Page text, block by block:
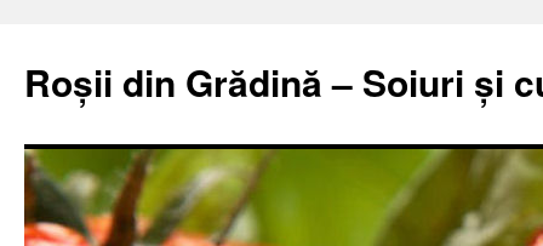
content
Roșii din Grădină – Soiuri și